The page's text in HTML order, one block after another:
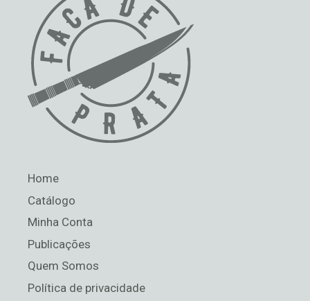
Home
Catálogo
Minha Conta
Publicações
Quem Somos
Política de privacidade